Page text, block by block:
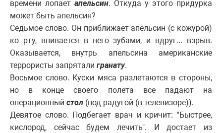
времени лопает апельсин. Откуда у этого придурка
может быть апельсин?
Седьмое слово. Он приближает апельсин (с кожурой)
ко рту, впивается в него зубами, и вдруг... взрыв.
Оказывается, внутрь апельсина американские
террористы запрятали гранату.
Восьмое слово. Куски мяса разлетаются в стороны,
но в конце своего полета все падают на
операционный стол (под радугой (в телевизоре)).
Девятое слово. Подбегает врач и кричит: "Быстрее,
кислород, сейчас будем лечить". И достает из